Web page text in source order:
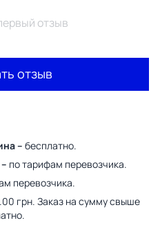
отзыв
отзыв
– бесплатно.
по тарифам перевозчика.
перевозчика.
грн. Заказ на сумму свыше